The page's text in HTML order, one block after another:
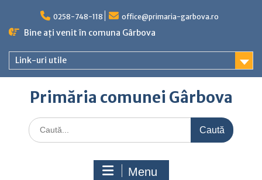
content
0258-748-118 office@primaria-garbova.ro
Bine ați venit în comuna Gârbova
Link-uri utile
Primăria comunei Gârbova
Caută
for:
Menu